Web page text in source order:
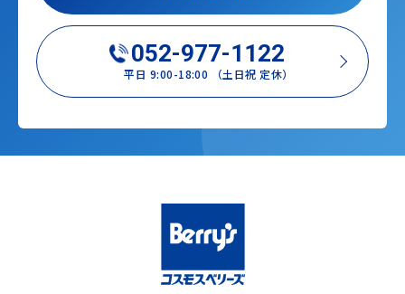
052-977-1122
平日 9:00-18:00 （土日祝 定休）